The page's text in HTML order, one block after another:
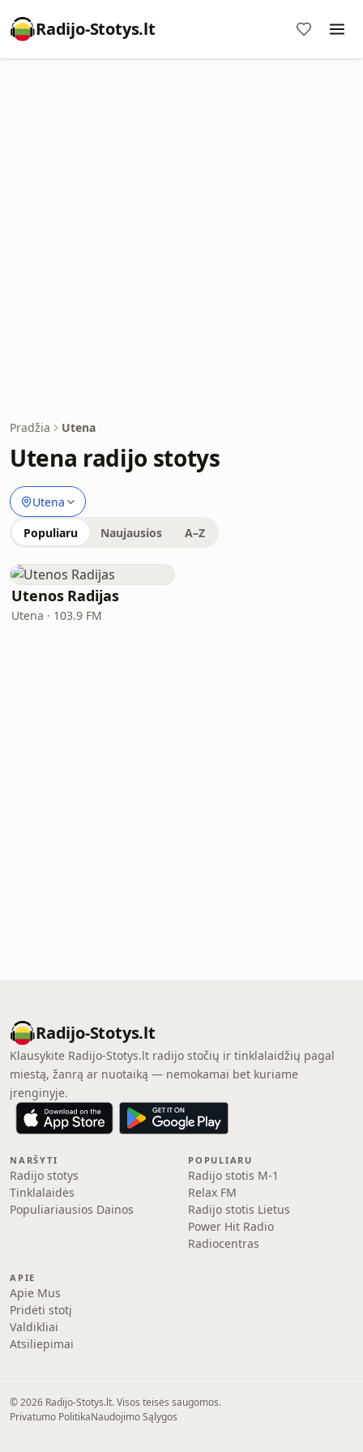
Radijo-Stotys.lt
Pradžia Utena
Utena radijo stotys
Utena
Populiaru Naujausios A–Z
Utenos Radijas
Utena · 103.9 FM
Radijo-Stotys.lt
Klausykite Radijo-Stotys.lt radijo stočių ir tinklalaidžių pagal
miestą, žanrą ar nuotaiką — nemokamai bet kuriame
įrenginyje.
NARŠYTI
Radijo stotys
Tinklalaidės
Populiariausios Dainos
POPULIARU
Radijo stotis M-1
Relax FM
Radijo stotis Lietus
Power Hit Radio
Radiocentras
APIE
Apie Mus
Pridėti stotį
Valdikliai
Atsiliepimai
© 2026 Radijo-Stotys.lt. Visos teisės saugomos.
Privatumo PolitikaNaudojimo Sąlygos